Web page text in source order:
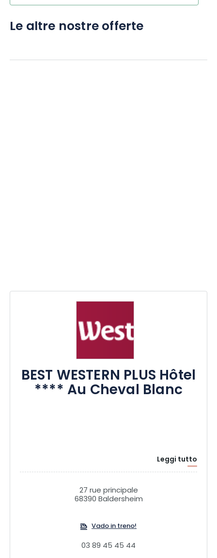
Le altre nostre offerte
BEST WESTERN PLUS Hôtel
**** Au Cheval Blanc
Leggi tutto
27 rue principale
68390 Baldersheim
Vado in treno!
03 89 45 45 44